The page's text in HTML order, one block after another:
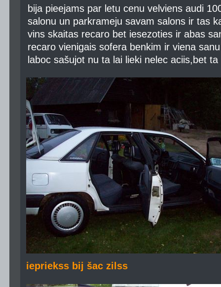
bija pieejams par letu cenu velviens audi
salonu un parkrameju savam salons ir tas
vins skaitas recaro bet iesezoties ir abas
recaro vienigais sofera benkim ir viena
laboc sašujot nu ta lai lieki nelec aciis,bet
iepriekss bij šac zilss